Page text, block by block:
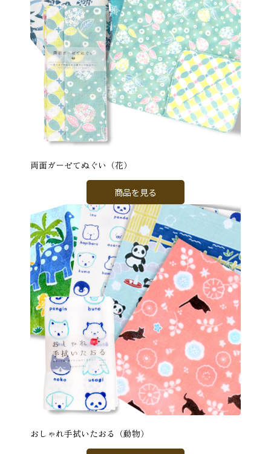
両面ガーゼてぬぐい（花）
商品を見る
おしゃれ手拭いたおる（動物）